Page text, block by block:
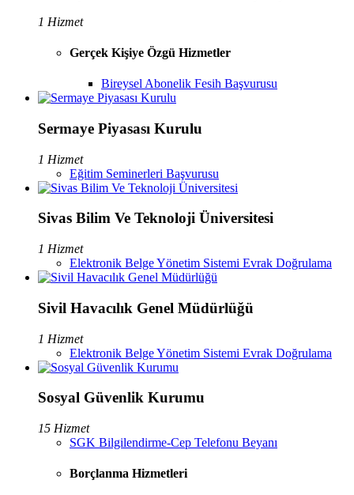
1 Hizmet
Gerçek Kişiye Özgü Hizmetler
Bireysel Abonelik Fesih Başvurusu
Sermaye Piyasası Kurulu
1 Hizmet
Eğitim Seminerleri Başvurusu
Sivas Bilim Ve Teknoloji Üniversitesi
1 Hizmet
Elektronik Belge Yönetim Sistemi Evrak Doğrulama
Sivil Havacılık Genel Müdürlüğü
1 Hizmet
Elektronik Belge Yönetim Sistemi Evrak Doğrulama
Sosyal Güvenlik Kurumu
15 Hizmet
SGK Bilgilendirme-Cep Telefonu Beyanı
Borçlanma Hizmetleri